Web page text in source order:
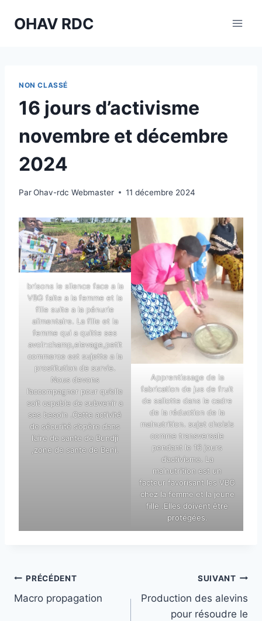
OHAV RDC
NON CLASSÉ
16 jours d’activisme
novembre et décembre
2024
ParOhav-rdc Webmaster 11 décembre 2024
brisons le silence face a la
VBG faite a la femme et la
fille suite a la pénurie
alimentaire. La fille et la
femme qui a quitte ses
avoir:champ,elevage,petit
commerce est sujette a la
prostitution de survie.
Nous devons
l’accompagner pour qu’elle
soit capable de subvenir a
ses besoin .Cette activité
de sécurité s’opère dans
l’aire de sante de Bundji
,zone de sante de Beni.
Apprentissage de la
fabrication de jus de fruit
de sailotte dans le cadre
de la réduction de la
malnutrition. sujet choisis
comme transversale
pendant le 16 jours
d’activisme. La
malnutrition est un
facteur favorisant les VBG
chez la femme et la jeune
fille .Elles doivent être
protégées.
Navigation
de
PRÉCÉDENT
Macro propagation
SUIVANT
Production des alevins
pour résoudre le